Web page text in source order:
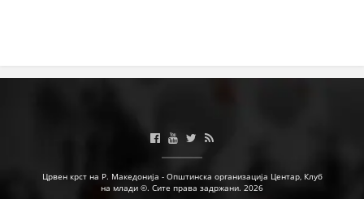
Црвен крст на Р. Македонија - Општинска организација Центар, Клуб
на млади ©. Сите права задржани. 2026